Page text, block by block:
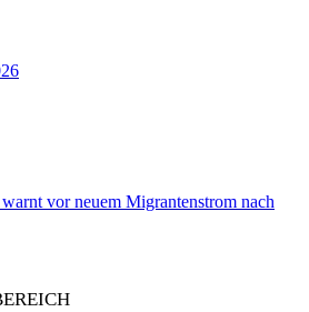
vor neuem Migrantenstrom nach